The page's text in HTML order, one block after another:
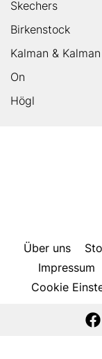
Skechers
Birkenstock
Kalman & Kalman
On
Högl
Über uns
Impressum
Cookie